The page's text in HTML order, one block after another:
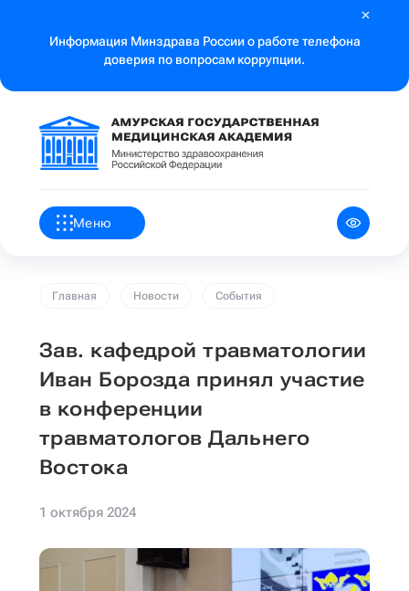
Информация Минздрава России о работе телефона
доверия по вопросам коррупции.
Меню
Главная Новости События
Зав. кафедрой травматологии
Иван Борозда принял участие
в конференции
травматологов Дальнего
Востока
1 октября 2024